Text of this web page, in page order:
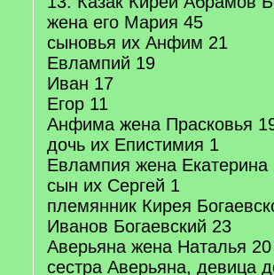
жена его Мария 45
сыновья их Анфим 21
Евлампий 19
Иван 17
Егор 11
Анфима жена Прасковья
дочь их Епистимия 1
Евлампия жена Екатерина
сын их Сергей 1
племянник Кирея
Иванов Богаевский 23
Аверьяна жена Наталья 20
сестра Аверьяна, девица